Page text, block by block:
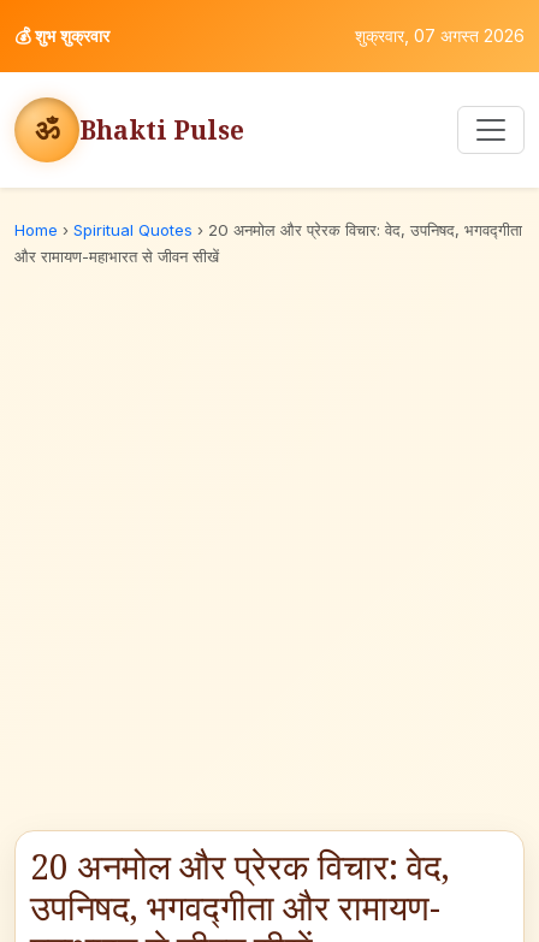
💰शुभ शुक्रवार शुक्रवार, 07 अगस्त 2026
ॐ Bhakti Pulse
Home › Spiritual Quotes › 20 अनमोल और प्रेरक विचार: वेद, उपनिषद, भगवद्गीता
और रामायण-महाभारत से जीवन सीखें
20 अनमोल और प्रेरक विचार: वेद,
उपनिषद, भगवद्गीता और रामायण-